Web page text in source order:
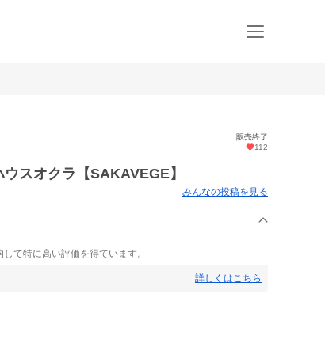
販売終了
112
スオクラ【SAKAVEGE】
みんなの投稿を見る
て特に高い評価を得ています。
詳しくはこちら